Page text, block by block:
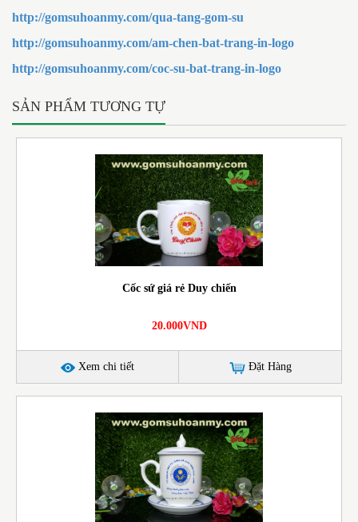
http://gomsuhoanmy.com/qua-tang-gom-su
http://gomsuhoanmy.com/am-chen-bat-trang-in-logo
http://gomsuhoanmy.com/coc-su-bat-trang-in-logo
SẢN PHẨM TƯƠNG TỰ
Cốc sứ giá rẻ Duy chiến
20.000VND
Xem chi tiết Đặt Hàng